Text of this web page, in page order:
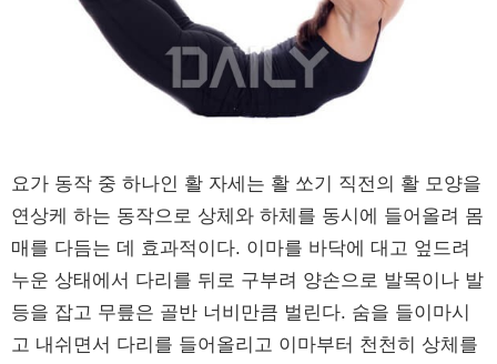
요가 동작 중 하나인 활 자세는 활 쏘기 직전의 활 모양을
연상케 하는 동작으로 상체와 하체를 동시에 들어올려 몸
매를 다듬는 데 효과적이다. 이마를 바닥에 대고 엎드려
누운 상태에서 다리를 뒤로 구부려 양손으로 발목이나 발
등을 잡고 무릎은 골반 너비만큼 벌린다. 숨을 들이마시
고 내쉬면서 다리를 들어올리고 이마부터 천천히 상체를